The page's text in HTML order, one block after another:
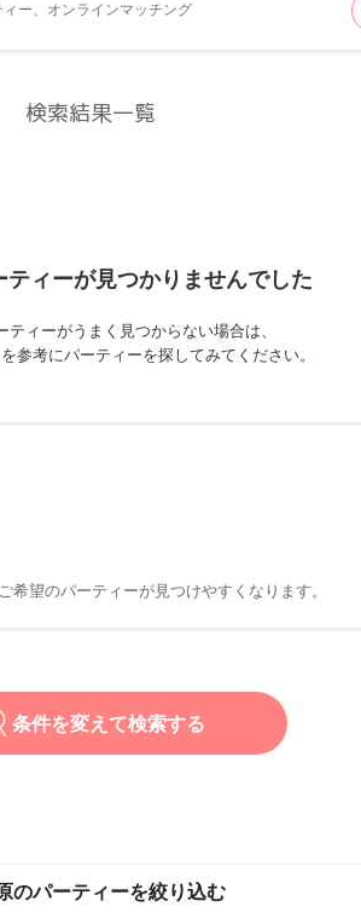
ー、オンラインマッチング
検索結果一覧
ティーが見つかりませんでした
ティーがうまく見つからない場合は、
参考にパーティーを探してみてください。
望のパーティーが見つけやすくなります。
条件を変えて検索する
のパーティーを絞り込む